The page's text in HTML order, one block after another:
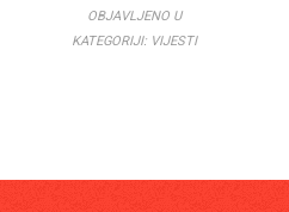
OBJAVLJENO U
KATEGORIJI: VIJESTI